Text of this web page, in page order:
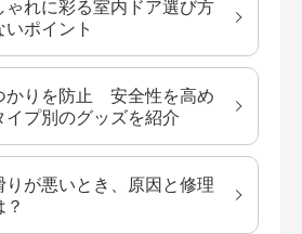
ゃれに彩る室内ドア選び方
いポイント
かりを防止 安全性を高め
イプ別のグッズを紹介
りが悪いとき、原因と修理